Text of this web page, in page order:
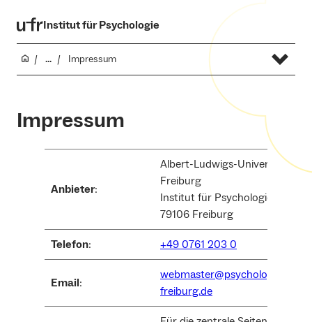
Institut für Psychologie
... Impressum
Impressum
Anbieter:
Albert-Ludwigs-Universität
Freiburg
Institut für Psychologie
79106 Freiburg
Telefon: +49 0761 203 0
Email:
webmaster@psychologie.uni-
freiburg.de